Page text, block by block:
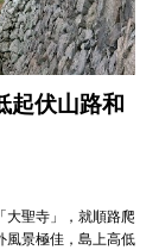
起伏山路和
大聖寺」，就順路爬
風景極佳，島上高低